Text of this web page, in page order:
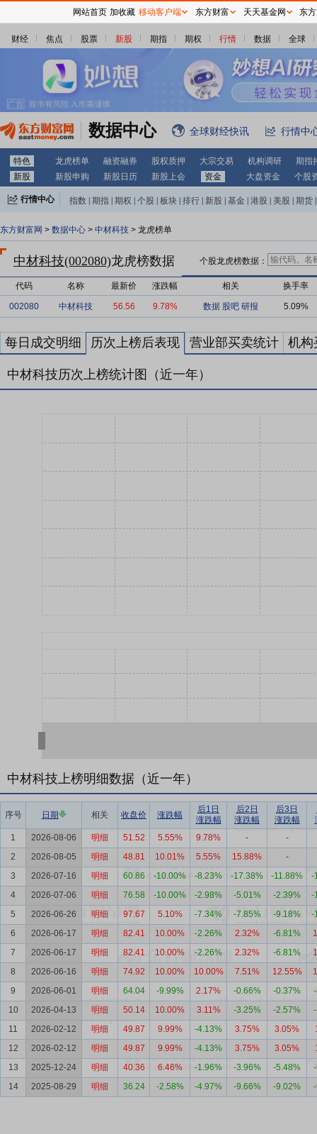
财经 焦点 股票 新股 期指 期权 行情 数据 全球
数据中心 全球财经快讯 行情中
特色 龙虎榜单 融资融券 股权质押 大宗交易 机构调研
期指
新股
新股申购 新股日历 新股上会 资金 大盘资金 个股
行情中心 指数 期指 期权 个股 板块 排行 新股 基金 港股 美股 期货
东方财富网 > 数据中心 > 中材科技 > 龙虎榜单
中材科技(002080)龙虎榜数据 个股龙虎榜数据：
代码 名称 最新价 涨跌幅 相关 换手率
002080 中材科技 56.56 9.78% 数据 股吧 研报 5.09%
每日成交明细 历次上榜后表现 营业部买卖统计 机构
中材科技历次上榜统计图（近一年）
中材科技上榜明细数据（近一年）
序号 日期 相关 收盘价 涨跌幅
后1日
涨跌幅
后2日
涨跌幅
后3日
涨跌幅
1
2026-08-06 明细 51.52 5.55% 9.78% -
-
2
2026-08-05 明细 48.81 10.01% 5.55% 15.88%
-
3
2026-07-16 明细 60.86 -10.00% -8.23% -17.38% -11.88%
-
4
2026-07-06 明细 76.58 -10.00% -2.98% -5.01% -2.39%
-
5
2026-06-26 明细 97.67 5.10% -7.34% -7.85% -9.18%
-
6
2026-06-17 明细 82.41 10.00% -2.26% 2.32% -6.81%
7
2026-06-17 明细 82.41 10.00% -2.26% 2.32% -6.81%
8
2026-06-16 明细 74.92 10.00% 10.00% 7.51% 12.55%
9
2026-06-01 明细 64.04 -9.99% 2.17% -0.66% -0.37%
10
2026-04-13 明细 50.14 10.00% 3.11% -3.25% -2.57%
11
2026-02-12 明细 49.87 9.99% -4.13% 3.75% 3.05%
12
2026-02-12 明细 49.87 9.99% -4.13% 3.75% 3.05%
13
2025-12-24 明细 40.36 6.46% -1.96% -3.96% -5.48%
14
2025-08-29 明细 36.24 -2.58% -4.97% -9.66% -9.02%
网站首页 加收藏 移动客户端 东方财富 天天基金网 东